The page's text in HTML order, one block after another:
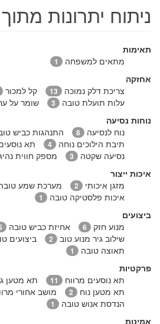
ניתוח יתרונות
תאימות
מתאים למשפחה
1
אחזקה
צריכת דלק נמוכה
13 קל למכור
עלות תועלת טובה 3 שומר על
נוחות נסיעה
נוח לנסיעה
8 התנהגות כביש
תיבת הילוכים נוחה 4 תא
נסיעה שקטה 3 מספק חווית
איכות ייצור
מזגן איכותי
2 מערכת שמע
איכות פלסטיקה טובה 1
ביצועים
מנוע חזק
6 אחיזת כביש טובה
שילוב גיר מנוע טוב 2 ביצועים
תאוצה טובה 1
פרקטיות
תא נוסעים מרווח
11 תא מטען
תא מטען נוח 2 מושב אחורי
הנדסת אנוש טובה 1
אמינות